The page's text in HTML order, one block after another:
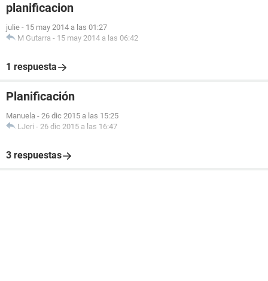
planificacion
julie - 15 may 2014 a las 01:27
M Gutarra - 15 may 2014 a las 06:42
1 respuesta
Planificación
Manuela - 26 dic 2015 a las 15:25
LJeri - 26 dic 2015 a las 16:47
3 respuestas